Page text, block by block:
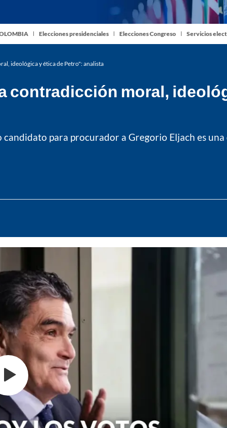
Elecciones presidenciales Elecciones Congreso Servicios
ideológica y ética de Petro": analista
contradicción moral,
para procurador a Gregorio Eljach es